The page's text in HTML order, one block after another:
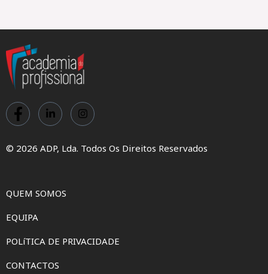
© 2026 ADP, Lda. Todos Os Direitos Reservados
QUEM SOMOS
EQUIPA
POLíTICA DE PRIVACIDADE
CONTACTOS